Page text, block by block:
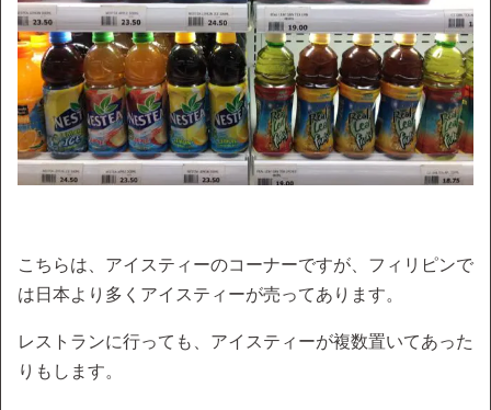
こちらは、アイスティーのコーナーですが、フィリピンで
は日本より多くアイスティーが売ってあります。
レストランに行っても、アイスティーが複数置いてあった
りもします。